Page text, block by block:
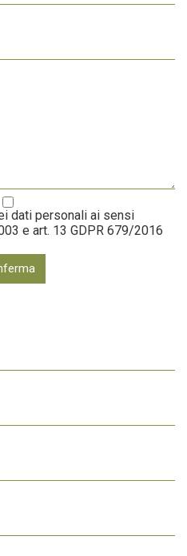
dati personali ai sensi
e art. 13 GDPR 679/2016